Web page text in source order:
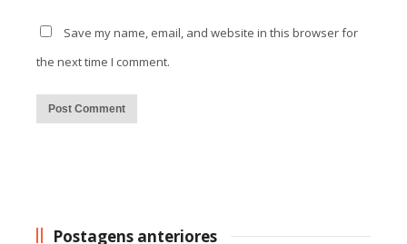
Save my name, email, and website in this browser for
the next time I comment.
Postagens anteriores